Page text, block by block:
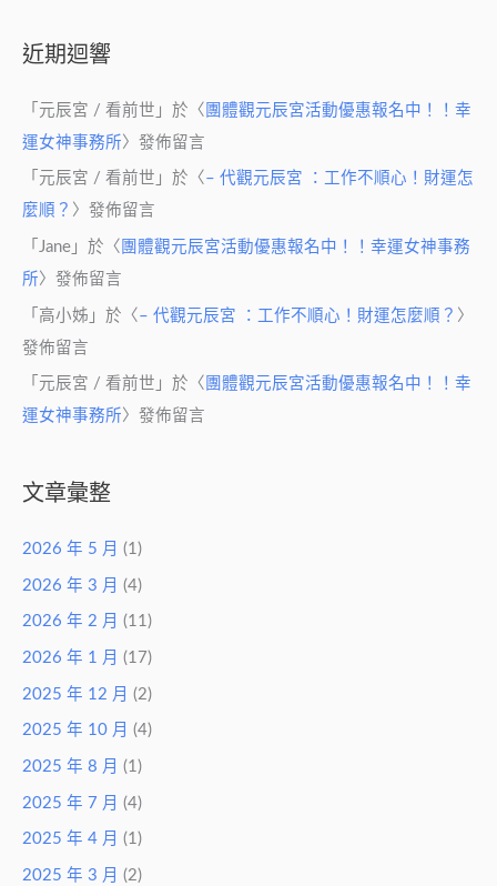
近期迴響
「 元辰宮 / 看前世 」於〈 團體觀元辰宮活動優惠報名中！！幸
運女神事務所〉發佈留言
「 元辰宮 / 看前世 」於〈 – 代觀元辰宮 ：工作不順心！財運怎
麼順？ 〉發佈留言
「 Jane 」於〈 團體觀元辰宮活動優惠報名中！！幸運女神事務
所 〉發佈留言
「 高小姊 」於〈 – 代觀元辰宮 ：工作不順心！財運怎麼順？ 〉
發佈留言
「 元辰宮 / 看前世 」於〈 團體觀元辰宮活動優惠報名中！！幸
運女神事務所〉發佈留言
文章彙整
2026 年 5 月 (1)
2026 年 3 月 (4)
2026 年 2 月 (11)
2026 年 1 月 (17)
2025 年 12 月 (2)
2025 年 10 月 (4)
2025 年 8 月 (1)
2025 年 7 月 (4)
2025 年 4 月 (1)
2025 年 3 月 (2)